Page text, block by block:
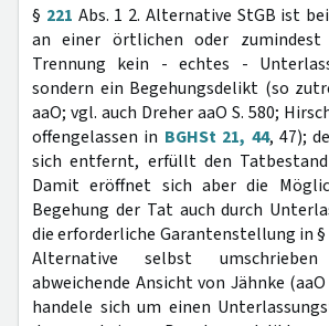
§ 221 Abs. 1 2. Alternative StGB ist
an einer örtlichen oder zumindest
Trennung kein - echtes -
sondern ein Begehungsdelikt (so
aaO; vgl. auch Dreher aaO S. 580;
offengelassen in BGHSt 21, 44, 47);
sich entfernt, erfüllt den
Damit eröffnet sich aber die
Begehung der Tat auch durch
die erforderliche Garantenstellung in §
Alternative selbst
abweichende Ansicht von Jähnke (aaO
handele sich um einen